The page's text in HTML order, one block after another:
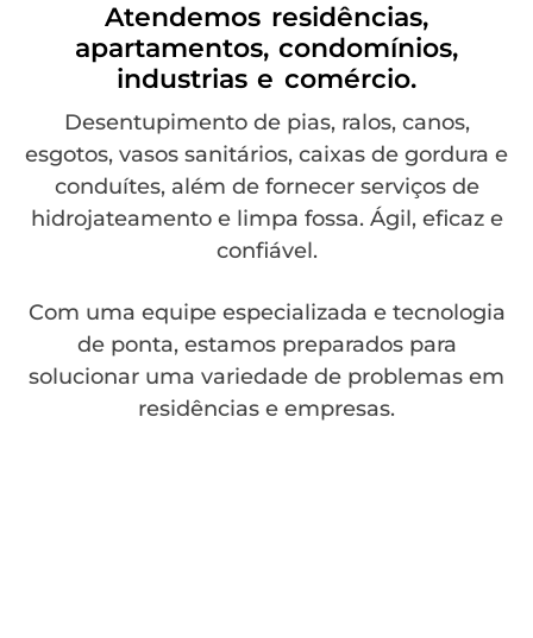
Atendemos residências,
apartamentos, condomínios,
industrias e comércio.
Desentupimento de pias, ralos, canos,
esgotos, vasos sanitários, caixas de gordura e
conduítes, além de fornecer serviços de
hidrojateamento e limpa fossa. Ágil, eficaz e
confiável.
Com uma equipe especializada e tecnologia
de ponta, estamos preparados para
solucionar uma variedade de problemas em
residências e empresas.